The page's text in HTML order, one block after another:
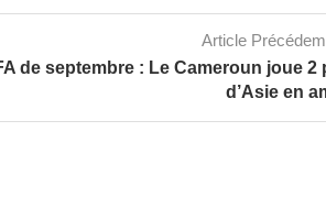
Article
de septembre : Le Cameroun joue 2
d’Asie en